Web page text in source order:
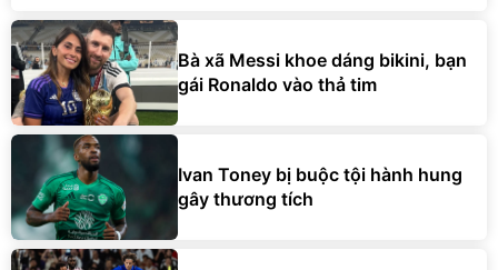
Bà xã Messi khoe dáng bikini, bạn
gái Ronaldo vào thả tim
Ivan Toney bị buộc tội hành hung
gây thương tích